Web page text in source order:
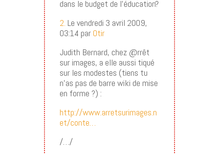
dans le budget de l’éducation?
2. Le vendredi 3 avril 2009,
03:14 parOtir
Judith Bernard, chez @rrêt
sur images, a elle aussi tiqué
sur les modestes (tiens tu
n’as pas de barre wiki de mise
en forme ?) :
http://www.arretsurimages.n
et/conte…
/…/